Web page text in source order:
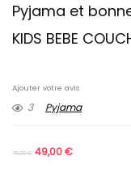
Pyjama et
KIDS BEBE
Ajouter votre avis
3 Pyjama
75,00€ 49,00€